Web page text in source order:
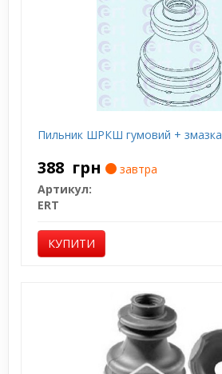
Пильник ШРКШ гумовий + змазка
388 грн
завтра
Артикул:
ERT
КУПИТИ